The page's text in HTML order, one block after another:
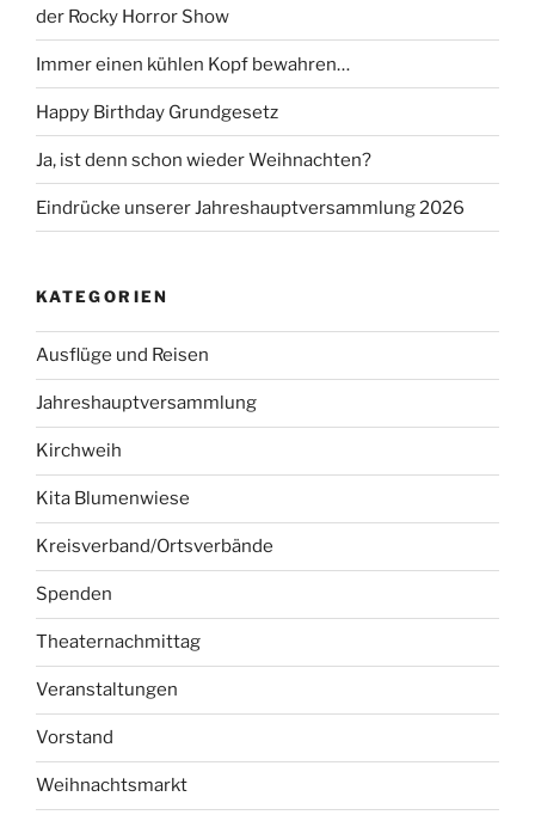
der Rocky Horror Show
Immer einen kühlen Kopf bewahren…
Happy Birthday Grundgesetz
Ja, ist denn schon wieder Weihnachten?
Eindrücke unserer Jahreshauptversammlung 2026
KATEGORIEN
Ausflüge und Reisen
Jahreshauptversammlung
Kirchweih
Kita Blumenwiese
Kreisverband/Ortsverbände
Spenden
Theaternachmittag
Veranstaltungen
Vorstand
Weihnachtsmarkt